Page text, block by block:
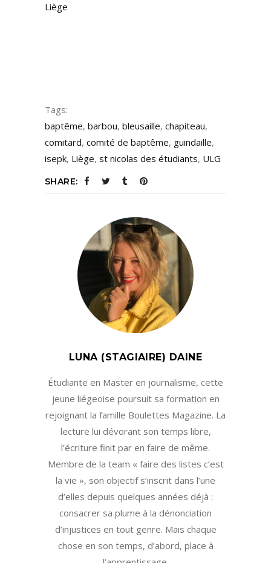
Liège
Tags:
baptême, barbou, bleusaille, chapiteau,
comitard, comité de baptême, guindaille,
isepk, Liège, st nicolas des étudiants, ULG
SHARE:
LUNA (STAGIAIRE) DAINE
Étudiante en Master en journalisme, cette
jeune liégeoise poursuit sa formation en
rejoignant la famille Boulettes Magazine. La
lecture lui dévorant son temps libre,
l’écriture finit par en faire de même.
Membre de la team « faire des listes c’est
la vie », son objectif s’inscrit dans l’une
d’elles depuis quelques années déjà :
consacrer sa plume à la dénonciation
d’injustices en tout genre. Mais chaque
chose en son temps, d’abord, place à